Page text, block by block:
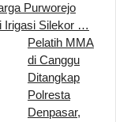
Purworejo
Irigasi Silekor …
Pelatih MMA
di Canggu
Ditangkap
Polresta
Denpasar,